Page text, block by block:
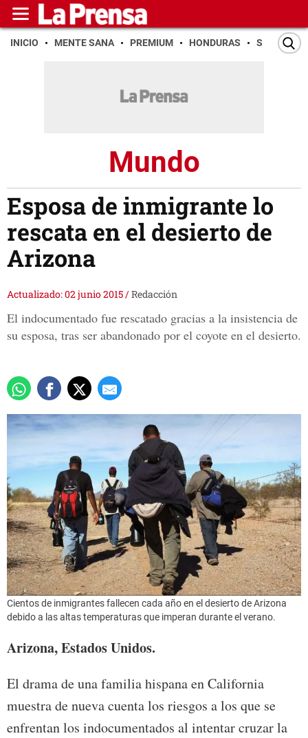
INICIO MENTE SANA PREMIUM HONDURAS SAN PEDRO
Mundo
Esposa de inmigrante lo
rescata en el desierto de
Arizona
Actualizado: 02 junio 2015/Redacción
El indocumentado fue rescatado gracias a la insistencia de
su esposa, tras ser abandonado por el coyote en el desierto.
Cientos de inmigrantes fallecen cada año en el desierto de Arizona
debido a las altas temperaturas que imperan durante el verano.
Arizona, Estados Unidos.
El drama de una familia hispana en California
muestra de nueva cuenta los riesgos a los que se
enfrentan los indocumentados al intentar cruzar la